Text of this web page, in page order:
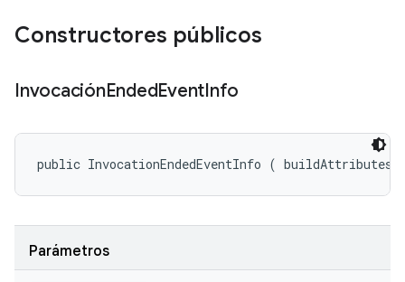
Constructores públicos
InvocaciónEndedEventInfo
public InvocationEndedEventInfo ( buildAttributes)
Parámetros